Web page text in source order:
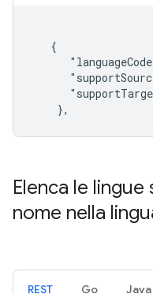
   {
    },
Elenca le
nome nella
REST Go Java